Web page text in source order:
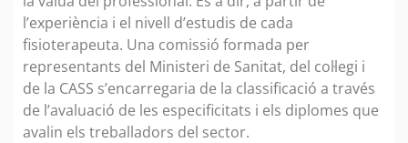
l’experiència i el nivell d’estudis de cada
fisioterapeuta. Una comissió formada per
representants del Ministeri de Sanitat, del col·legi i
de la CASS s’encarregaria de la classificació a través
de l’avaluació de les especificitats i els diplomes que
avalin els treballadors del sector.